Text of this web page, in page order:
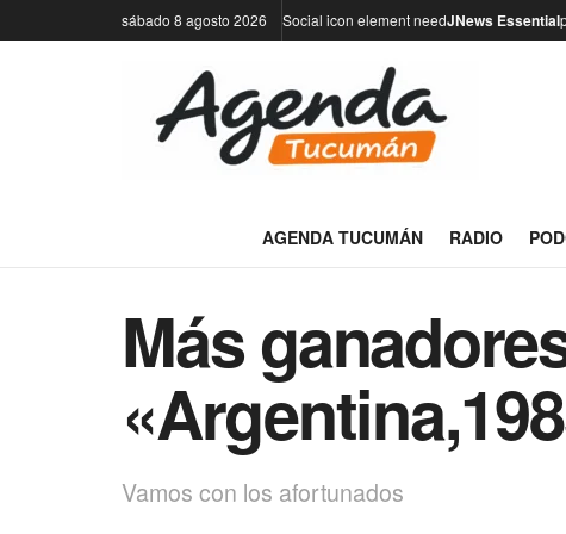
sábado 8 agosto 2026 Social icon element needJNews Essential
AGENDA TUCUMÁN RADIO
Más
Vamos con los afortunados